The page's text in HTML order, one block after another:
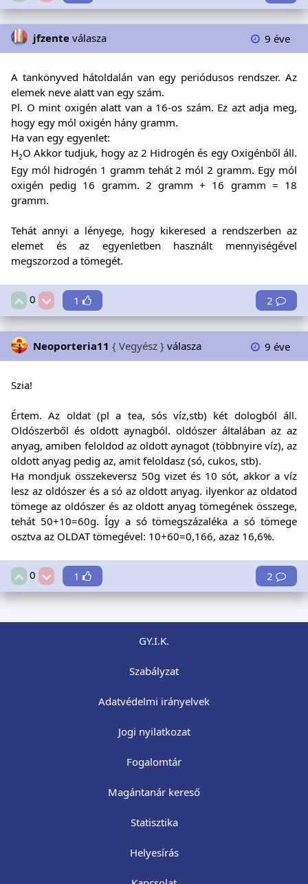
jfzente válasza 9 éve
A tankönyved hátoldalán van egy periódusos rendszer. Az
elemek neve alatt van egy szám.
Pl. O mint oxigén alatt van a 16-os szám. Ez azt adja meg,
hogy egy mól oxigén hány gramm.
Ha van egy egyenlet:
H2O Akkor tudjuk, hogy az 2 Hidrogén és egy Oxigénből áll.
Egy mól hidrogén 1 gramm tehát 2 mól 2 gramm. Egy mól
oxigén pedig 16 gramm. 2 gramm + 16 gramm = 18
gramm.
Tehát annyi a lényege, hogy kikeresed a rendszerben az
elemet és az egyenletben használt mennyiségével
megszorzod a tömegét.
0 1 2
Neoporteria11 { Vegyész } válasza 9 éve
Szia!
Értem. Az oldat (pl a tea, sós víz,stb) két dologból áll.
Oldószerből és oldott aynagból. oldószer általában az az
anyag, amiben feloldod az oldott aynagot (többnyire víz), az
oldott anyag pedig az, amit feloldasz (só, cukos, stb).
Ha mondjuk összekeversz 50g vizet és 10 sót, akkor a víz
lesz az oldószer és a só az oldott anyag. ilyenkor az oldatod
tömege az oldószer és az oldott anyag tömegének összege,
tehát 50+10=60g. Így a só tömegszázaléka a só tömege
osztva az OLDAT tömegével: 10+60=0,166, azaz 16,6%.
0 1 2
GY.I.K.
Szabályzat
Adatvédelmi irányelvek
Jogi nyilatkozat
Fogalomtár
Magántanár kereső
Statisztika
Helyesírás